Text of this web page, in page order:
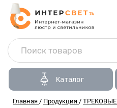
Каталог
Главная / Продукция / ТРЕКОВЫЕ